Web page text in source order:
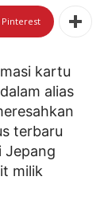
Pinterest
kartu
alias
terbaru
Jepang
milik